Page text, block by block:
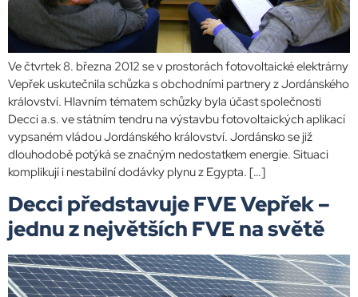
Ve čtvrtek 8. března 2012 se v prostorách fotovoltaické elektrárny
Vepřek uskutečnila schůzka s obchodními partnery z Jordánského
království. Hlavním tématem schůzky byla účast společnosti
Decci a.s. ve státním tendru na výstavbu fotovoltaických aplikací
vypsaném vládou Jordánského království. Jordánsko se již
dlouhodobě potýká se značným nedostatkem energie. Situaci
komplikují i nestabilní dodávky plynu z Egypta. […]
Decci představuje FVE Vepřek –
jednu z největších FVE na světě